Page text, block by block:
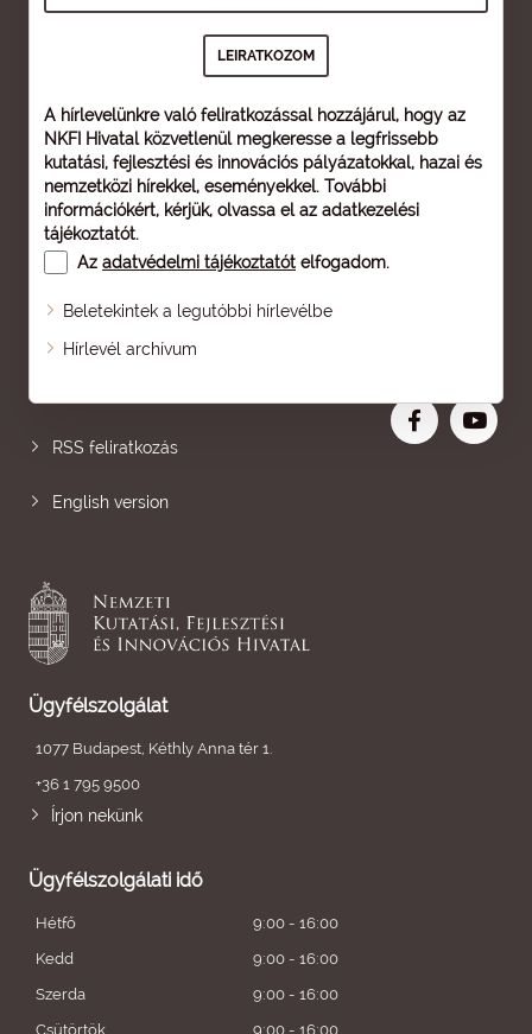
A hírlevelünkre való feliratkozással hozzájárul, hogy az
NKFI Hivatal közvetlenül megkeresse a legfrissebb
kutatási, fejlesztési és innovációs pályázatokkal, hazai és
nemzetközi hírekkel, eseményekkel. További
információkért, kérjük, olvassa el az adatkezelési
tájékoztatót.
Az adatvédelmi tájékoztatót elfogadom.
Beletekintek a legutóbbi hírlevélbe
Hírlevél archívum
Oldaltérkép
RSS feliratkozás
English version
Ügyfélszolgálat
1077 Budapest, Kéthly Anna tér 1.
+36 1 795 9500
Írjon nekünk
Ügyfélszolgálati idő
Hétfő
9:00 - 16:00
Kedd
9:00 - 16:00
Szerda
9:00 - 16:00
Csütörtök
9:00 - 16:00